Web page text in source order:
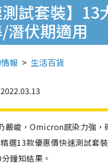
測試套裝】
潛伏期適用
報 生活百貨
2022.03.13
嚴峻，Omicron感染力強
選13款優惠價快速測試套
鐘知結果。